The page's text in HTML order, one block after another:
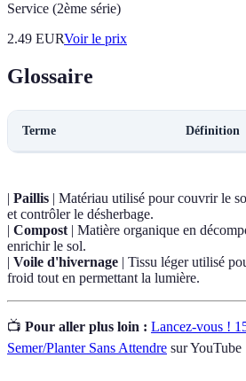
Service (2ème série)
2.49 EURVoir le prix
Glossaire
Terme Définition
| Paillis | Matériau utilisé pour couvrir le
et contrôler le désherbage.
| Compost | Matière organique en
enrichir le sol.
| Voile d'hivernage | Tissu léger utilisé
froid tout en permettant la lumière.
📺 Pour aller plus loin : Lancez-vous !
Semer/Planter Sans Attendre sur YouTube